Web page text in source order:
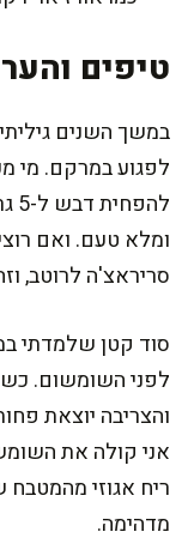
טיפים
במשך השנים
לפגוע במרקם. מי
סריראצ'ה לרוטב,
סוד קטן שלמדתי
לפני השומשום.
והצריבה יוצאת
ריח אגוזי
מדהימה.